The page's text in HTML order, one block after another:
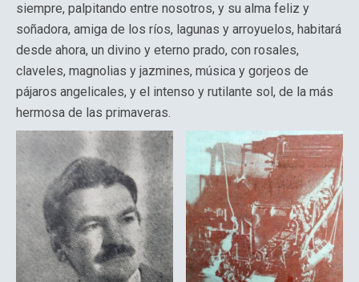
siempre, palpitando entre nosotros, y su alma feliz y
soñadora, amiga de los ríos, lagunas y arroyuelos, habitará
desde ahora, un divino y eterno prado, con rosales,
claveles, magnolias y jazmines, música y gorjeos de
pájaros angelicales, y el intenso y rutilante sol, de la más
hermosa de las primaveras.